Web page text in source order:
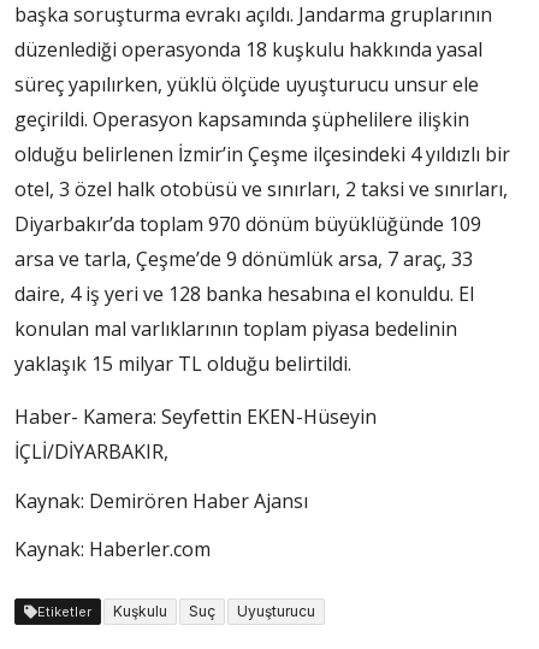
başka soruşturma evrakı açıldı. Jandarma gruplarının
düzenlediği operasyonda 18 kuşkulu hakkında yasal
süreç yapılırken, yüklü ölçüde uyuşturucu unsur ele
geçirildi. Operasyon kapsamında şüphelilere ilişkin
olduğu belirlenen İzmir’in Çeşme ilçesindeki 4 yıldızlı bir
otel, 3 özel halk otobüsü ve sınırları, 2 taksi ve sınırları,
Diyarbakır’da toplam 970 dönüm büyüklüğünde 109
arsa ve tarla, Çeşme’de 9 dönümlük arsa, 7 araç, 33
daire, 4 iş yeri ve 128 banka hesabına el konuldu. El
konulan mal varlıklarının toplam piyasa bedelinin
yaklaşık 15 milyar TL olduğu belirtildi.
Haber- Kamera: Seyfettin EKEN-Hüseyin
İÇLİ/DİYARBAKIR,
Kaynak: Demirören Haber Ajansı
Kaynak: Haberler.com
Etiketler Kuşkulu Suç Uyuşturucu